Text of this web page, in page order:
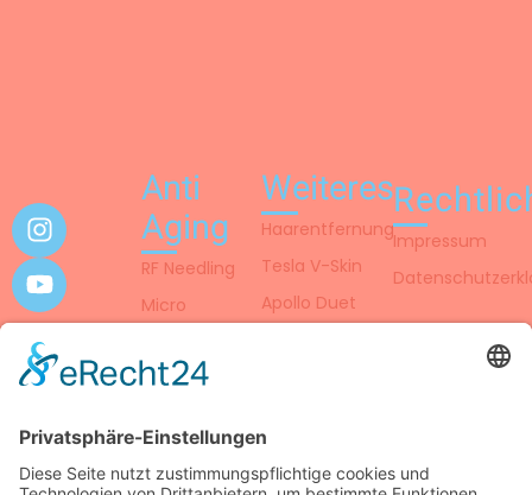
Anti
Aging
RF Needling
Micro
Needling
4D
Gesichtsbehandlung
Elektro
Mesotherapie
CooLifting
Weiteres
Haarentfernung
Tesla V-Skin
Apollo Duet
Impressum